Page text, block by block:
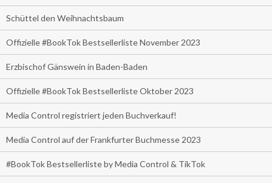
Schüttel den Weihnachtsbaum
Offizielle #BookTok Bestsellerliste November 2023
Erzbischof Gänswein in Baden-Baden
Offizielle #BookTok Bestsellerliste Oktober 2023
Media Control registriert jeden Buchverkauf!
Media Control auf der Frankfurter Buchmesse 2023
#BookTok Bestsellerliste by Media Control & TikTok